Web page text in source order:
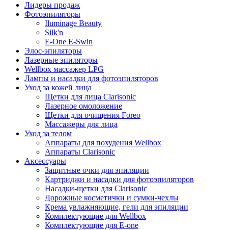
Лидеры продаж
Фотоэпиляторы
Iluminage Beauty
Silk'n
E-One E-Swin
Элос-эпиляторы
Лазерные эпиляторы
Wellbox массажер LPG
Лампы и насадки для фотоэпиляторов
Уход за кожей лица
Щетки для лица Clarisonic
Лазерное омоложение
Щетки для очищения Foreo
Массажеры для лица
Уход за телом
Аппараты для похудения Wellbox
Аппараты Clarisonic
Аксессуары
Защитные очки для эпиляции
Картриджи и насадки для фотоэпиляторов
Насадки-щетки для Clarisonic
Дорожные косметички и сумки-чехлы
Крема увлажняющие, гели для эпиляции
Комплектующие для Wellbox
Комплектующие для E-one